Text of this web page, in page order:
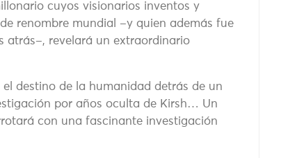
cuyos visionarios inventos y
renombre mundial –y quien además fue
atrás–, revelará un extraordinario
destino de la humanidad detrás de un
por años oculta de Kirsh… Un
con una fascinante investigación